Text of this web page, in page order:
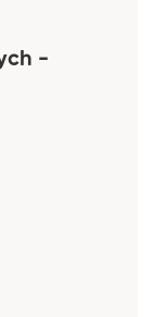
-